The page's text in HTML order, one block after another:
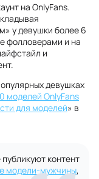
на OnlyFans.
у девушки более 6
фолловерами и на
и
девушках
моделей OnlyFans
для моделей» в
контент
модели-мужчины,